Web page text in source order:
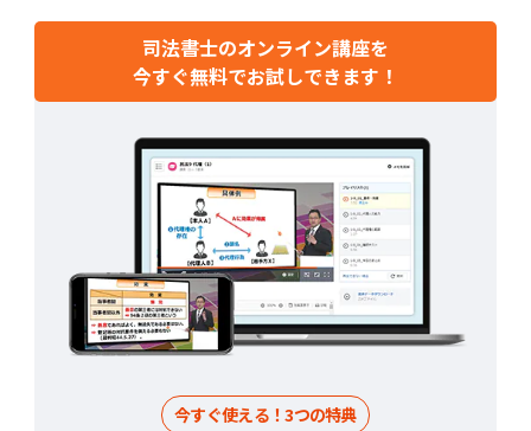
司法書士のオンライン講座を
今すぐ無料でお試しできます！
今すぐ使える！3つの特典